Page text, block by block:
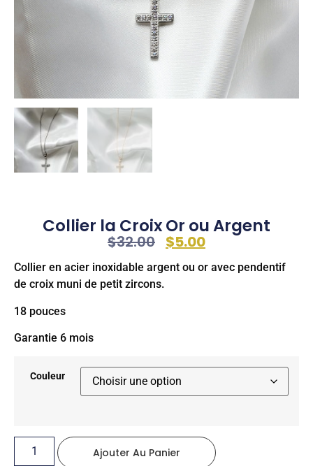
Collier la Croix Or ou Argent
$32.00 $5.00
Collier en acier inoxidable argent ou or avec pendentif
de croix muni de petit zircons.
18 pouces
Garantie 6 mois
Couleur
Ajouter Au Panier